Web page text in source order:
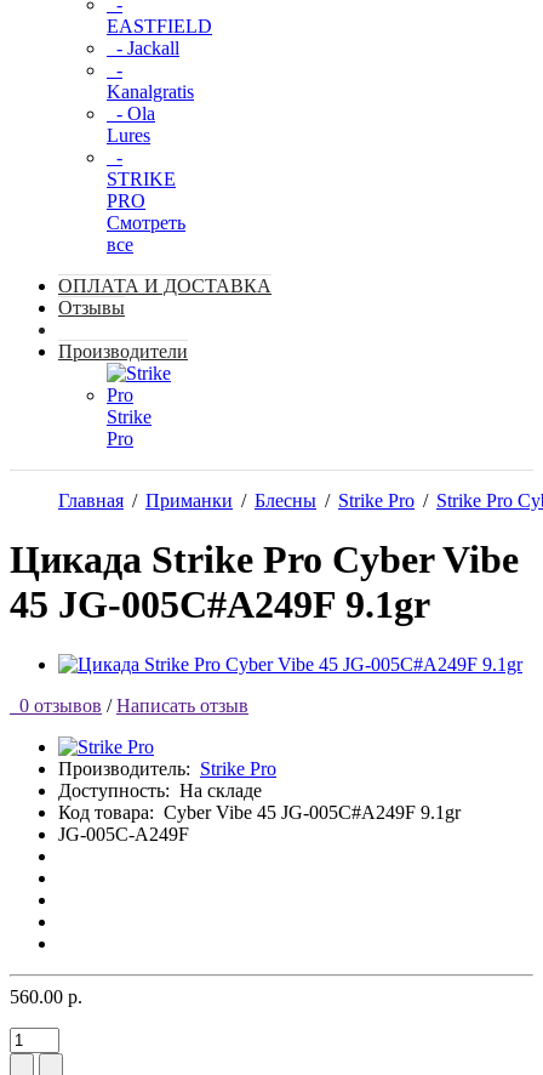
-
EASTFIELD
- Jackall
-
Kanalgratis
- Ola
Lures
-
STRIKE
PRO
Смотреть
все
ОПЛАТА И ДОСТАВКА
Отзывы
Производители
Strike
Pro
Главная / Приманки / Блесны / Strike Pro / Strike Pro
Цикада Strike Pro Cyber Vibe
45 JG-005C#A249F 9.1gr
0 отзывов / Написать отзыв
Производитель: Strike Pro
Доступность: На складе
Код товара: Cyber Vibe 45 JG-005C#A249F 9.1gr
JG-005C-A249F
560.00 р.